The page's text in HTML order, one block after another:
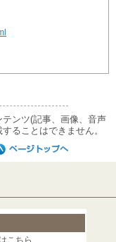
ンツ(記事、画像、音声
ることはできません。
こちら